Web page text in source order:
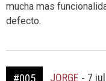
mucha mas
defecto.
#005 JORGE - 7